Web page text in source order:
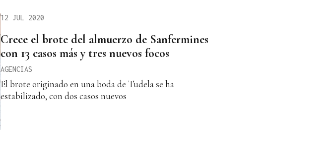
12 JUL 2020
Crece el brote del almuerzo de Sanfermines
con 13 casos más y tres nuevos focos
AGENCIAS
El brote originado en una boda de Tudela se ha
estabilizado, con dos casos nuevos